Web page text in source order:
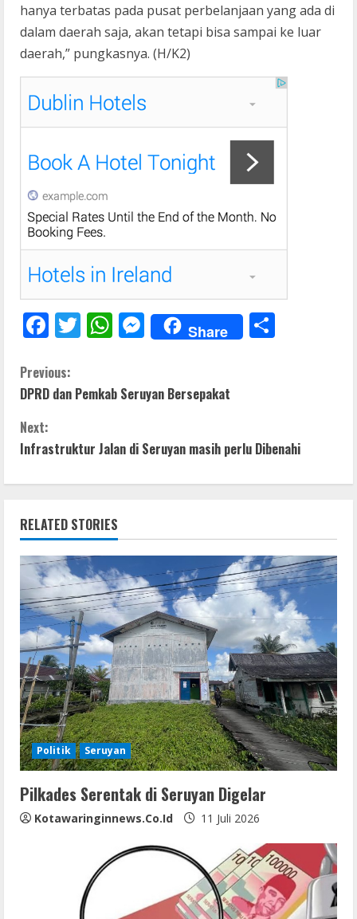
hanya terbatas pada pusat perbelanjaan yang ada di
dalam daerah saja, akan tetapi bisa sampai ke luar
daerah,” pungkasnya. (H/K2)
F
e
b
o
k
T
er
W
s
p
p
M
e
e
g
er
Share
C
o
n
t
i
n
u
e
R
e
a
d
i
n
Previous:
DPRD dan Pemkab Seruyan Bersepakat
Next:
Infrastruktur Jalan di Seruyan masih perlu Dibenahi
RELATED STORIES
Politik Seruyan
Pilkades Serentak di Seruyan Digelar
Kotawaringinnews.co.id 11 Juli 2026